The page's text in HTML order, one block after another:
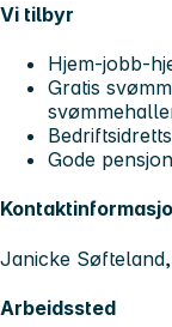
Vi tilbyr
Hjem-jobb-
Gratis
Gode
Janicke
Arbeidssted